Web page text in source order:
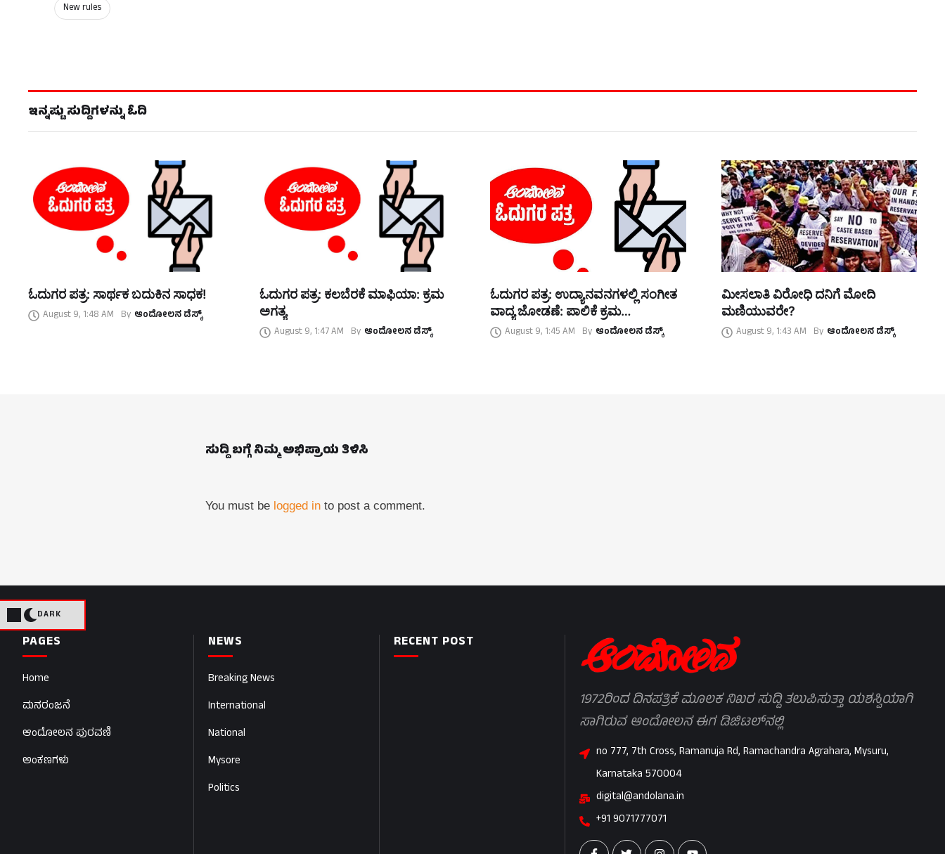
DARK
New rules
ಇನ್ನಷ್ಟು ಸುದ್ದಿಗಳನ್ನು ಓದಿ
ಓದುಗರ ಪತ್ರ: ಸಾರ್ಥಕ ಬದುಕಿನ ಸಾಧಕ!
August 9, 1:48 AM By ಆಂದೋಲನ ಡೆಸ್ಕ್
ಓದುಗರ ಪತ್ರ: ಕಲಬೆರಕೆ ಮಾಫಿಯಾ: ಕ್ರಮ
ಅಗತ್ಯ
August 9, 1:47 AM By ಆಂದೋಲನ ಡೆಸ್ಕ್
ಓದುಗರ ಪತ್ರ: ಉದ್ಯಾನವನಗಳಲ್ಲಿ ಸಂಗೀತ
ವಾದ್ಯ ಜೋಡಣೆ: ಪಾಲಿಕೆ ಕ್ರಮ
ಅಭಿನಂದನಾರ್ಹ
August 9, 1:45 AM By ಆಂದೋಲನ ಡೆಸ್ಕ್
ಮೀಸಲಾತಿ ವಿರೋಧಿ ದನಿಗೆ ಮೋದಿ
ಮಣಿಯುವರೇ?
August 9, 1:43 AM By ಆಂದೋಲನ ಡೆಸ್ಕ್
ಸುದ್ದಿ ಬಗ್ಗೆ ನಿಮ್ಮ ಅಭಿಪ್ರಾಯ ತಿಳಿಸಿ
You must be logged in to post a comment.
PAGES
Home
ಮನರಂಜನೆ
ಆಂದೋಲನ ಪುರವಣಿ
ಅಂಕಣಗಳು
NEWS
Breaking News
International
National
Mysore
Politics
RECENT POST
1972ರಿಂದ ದಿನಪತ್ರಿಕೆ ಮೂಲಕ ನಿಖರ ಸುದ್ದಿ ತಲುಪಿಸುತ್ತಾ ಯಶಸ್ವಿಯಾಗಿ
ಸಾಗಿರುವ ಆಂದೋಲನ ಈಗ ಡಿಜಿಟಲ್‌ನಲ್ಲಿ
no 777, 7th Cross, Ramanuja Rd, Ramachandra Agrahara, Mysuru,
Karnataka 570004
digital@andolana.in
+91 9071777071